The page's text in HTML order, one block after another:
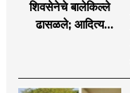
शिवसेनेचे बालेकिल्ले
ढासळले; आदित्य
नेमका कुठे चुकला?